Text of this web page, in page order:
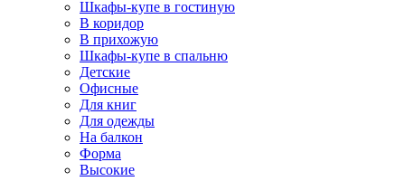
Шкафы-купе в гостиную
В коридор
В прихожую
Шкафы-купе в спальню
Детские
Офисные
Для книг
Для одежды
На балкон
Форма
Высокие